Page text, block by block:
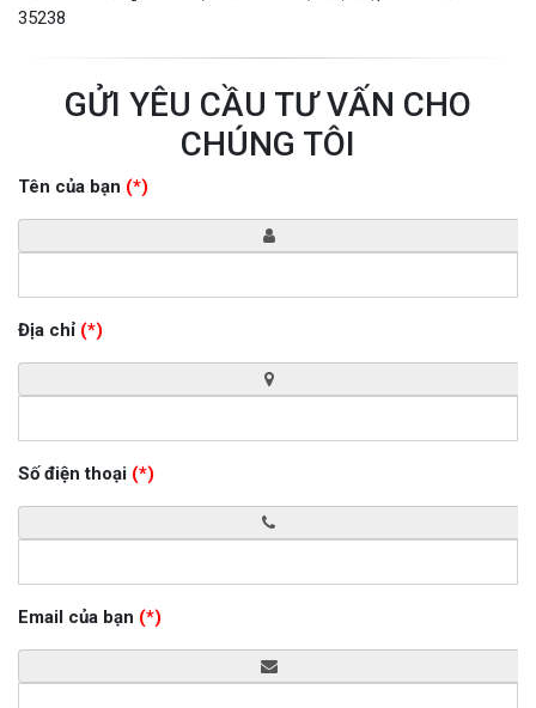
35238
GỬI YÊU CẦU TƯ VẤN CHO
CHÚNG TÔI
Tên của bạn (*)
Địa chỉ (*)
Số điện thoại (*)
Email của bạn (*)